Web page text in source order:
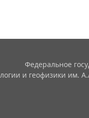
Федеральное
и геофизики им.